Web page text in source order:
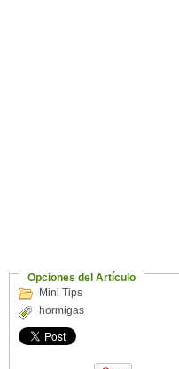
Opciones del Artículo
Mini Tips
hormigas